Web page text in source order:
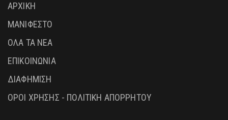
ΑΡΧΙΚΗ
ΜΑΝΙΦΕΣΤΟ
ΟΛΑ ΤΑ ΝΕΑ
ΕΠΙΚΟΙΝΩΝΙΑ
ΔΙΑΦΗΜΙΣΗ
ΟΡΟΙ ΧΡΗΣΗΣ - ΠΟΛΙΤΙΚΗ ΑΠΟΡΡΗΤΟΥ